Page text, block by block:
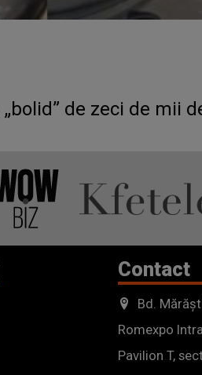
de zeci de mii
Contact
Bd.
Romexpo
Pavilion T,